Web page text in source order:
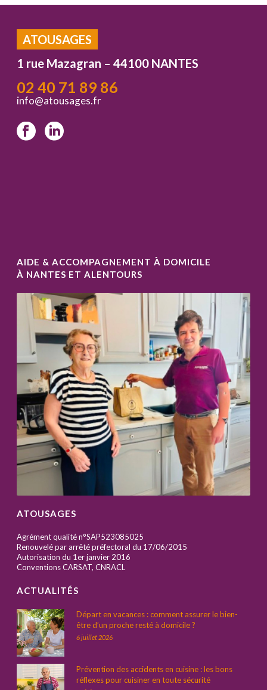
ATOUSAGES
1 rue Mazagran – 44100 NANTES
02 40 71 89 86
info@atousages.fr
AIDE & ACCOMPAGNEMENT À DOMICILE
À NANTES ET ALENTOURS
ATOUSAGES
Agrément qualité n°SAP523085025
Renouvelé par arrêté préfectoral du 17/06/2015
Autorisation du 1er janvier 2016
Conventions CARSAT, CNRACL
ACTUALITÉS
Départ en vacances : comment assurer le bien-
être d’un proche resté à domicile ?
6 juillet 2026
Prévention des accidents en cuisine : les bons
réflexes pour cuisiner en toute sécurité